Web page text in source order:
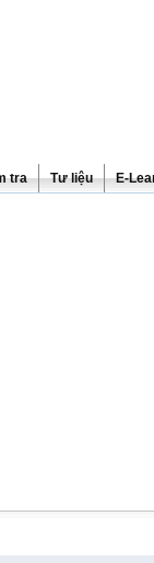
tra Tư liệu E-